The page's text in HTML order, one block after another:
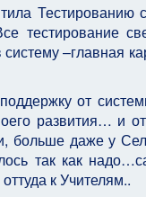
Тестированию
тестирование
–главная
от
развития… и
больше даже у
так как
к Учителям..